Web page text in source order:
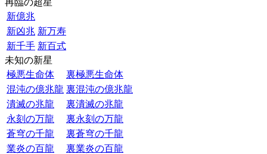
再臨の超星
新億兆
新凶兆 新万寿
新千手 新百式
未知の新星
極悪生命体
裏極悪生命体
混沌の億兆龍 裏混沌の億兆龍
潰滅の兆龍
裏潰滅の兆龍
永刻の万龍
裏永刻の万龍
蒼穹の千龍
裏蒼穹の千龍
業炎の百龍
裏業炎の百龍